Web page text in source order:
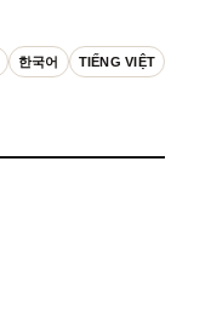
한국어 TIẾNG VIỆT